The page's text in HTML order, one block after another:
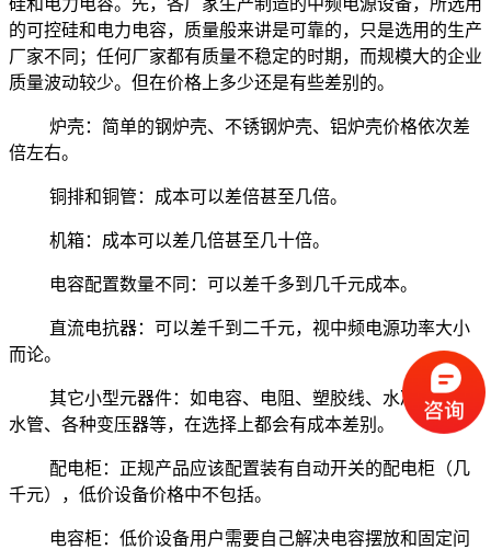
硅和电力电容。先，各厂家生产制造的中频电源设备，所选用
的可控硅和电力电容，质量般来讲是可靠的，只是选用的生产
厂家不同；任何厂家都有质量不稳定的时期，而规模大的企业
质量波动较少。但在价格上多少还是有些差别的。
炉壳：简单的钢炉壳、不锈钢炉壳、铝炉壳价格依次差
倍左右。
铜排和铜管：成本可以差倍甚至几倍。
机箱：成本可以差几倍甚至几十倍。
电容配置数量不同：可以差千多到几千元成本。
直流电抗器：可以差千到二千元，视中频电源功率大小
而论。
其它小型元器件：如电容、电阻、塑胶线、水冷电缆、
水管、各种变压器等，在选择上都会有成本差别。
配电柜：正规产品应该配置装有自动开关的配电柜（几
千元），低价设备价格中不包括。
电容柜：低价设备用户需要自己解决电容摆放和固定问